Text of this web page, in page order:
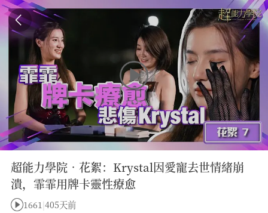
超能力學院•花絮：Krystal因愛寵去世情緒崩
潰，霏霏用牌卡靈性療愈
1661 |405天前